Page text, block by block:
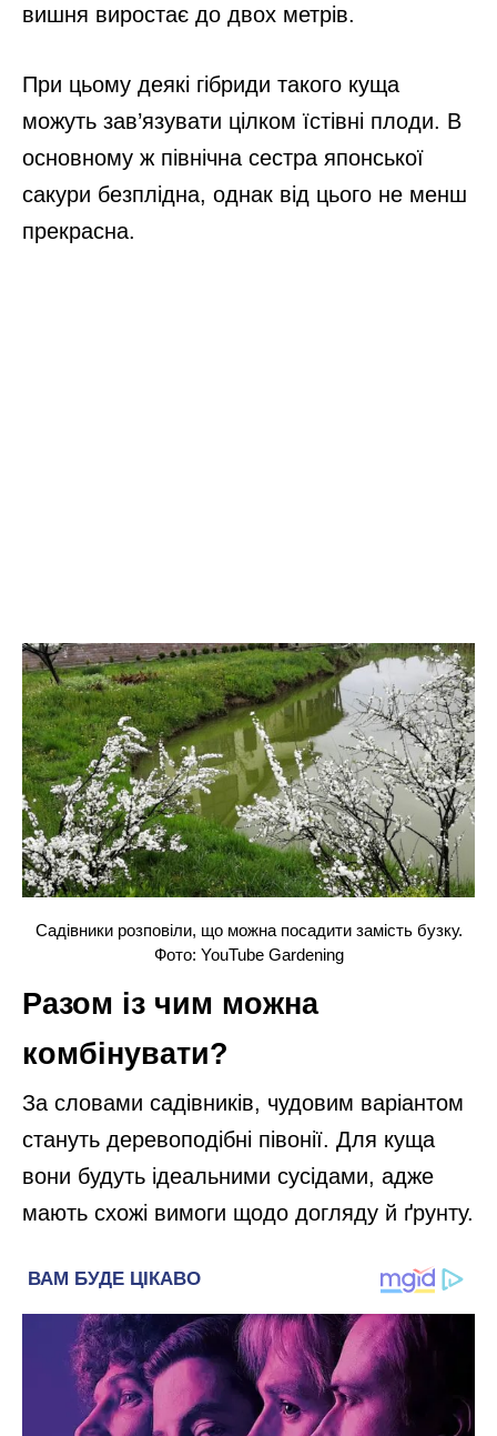
вишня виростає до двох метрів.
При цьому деякі гібриди такого куща
можуть зав’язувати цілком їстівні плоди. В
основному ж північна сестра японської
сакури безплідна, однак від цього не менш
прекрасна.
Садівники розповіли, що можна посадити замість бузку.
Фото: YouTube Gardening
Разом із чим можна
комбінувати?
За словами садівників, чудовим варіантом
стануть деревоподібні півонії. Для куща
вони будуть ідеальними сусідами, адже
мають схожі вимоги щодо догляду й ґрунту.